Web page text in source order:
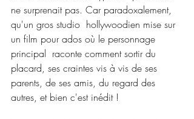
ne surprenait pas. Car paradoxalement,
qu'un gros studio  hollywoodien mise sur
un film pour ados où le personnage
principal  raconte comment sortir du
placard, ses craintes vis à vis de ses
parents, de ses amis, du regard des
autres, et bien c'est inédit !